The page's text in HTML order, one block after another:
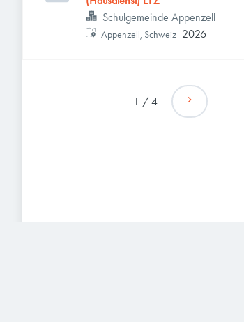
Schulgemeinde Appenzell
Appenzell, Schweiz 2026
1 / 4